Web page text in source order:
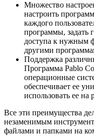
Множество
настроить
каждого
программы, задать
доступа к нужным
другими
Поддержка
Программа Pablo
операционные
обеспечивает ее
использовать ее
Все эти преимущества
незаменимым
файлами и папками на